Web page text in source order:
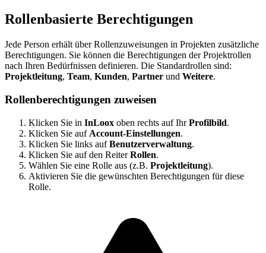
Rollenbasierte Berechtigungen
Jede Person erhält über Rollenzuweisungen in Projekten zusätzliche
Berechtigungen. Sie können die Berechtigungen der Projektrollen
nach Ihren Bedürfnissen definieren. Die Standardrollen sind:
Projektleitung, Team, Kunden, Partner und Weitere.
Rollenberechtigungen zuweisen
Klicken Sie in InLoox oben rechts auf IhrProfilbild.
Klicken Sie auf Account-Einstellungen.
Klicken Sie links aufBenutzerverwaltung.
Klicken Sie auf den ReiterRollen.
Wählen Sie eine Rolle aus (z.B. Projektleitung).
Aktivieren Sie die gewünschten Berechtigungen für diese
Rolle.